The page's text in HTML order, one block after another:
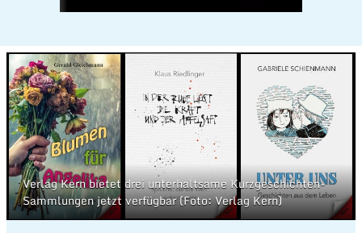
Verlag Kern bietet drei unterhaltsame Kurzgeschichten-
Sammlungen jetzt verfügbar (Foto: Verlag Kern)